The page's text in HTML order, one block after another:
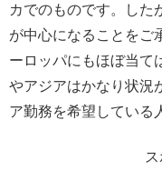
カでのものです。した
が中心になることをご
ーロッパにもほぼ当て
やアジアはかなり状況
ア勤務を希望している